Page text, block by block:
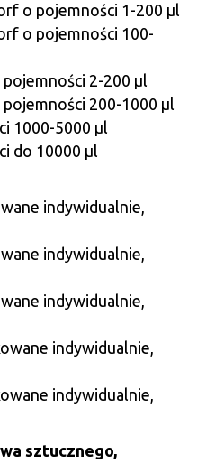
o pojemności 1-200 µl
o pojemności 100-
2-200 µl
200-1000 µl
1000-5000 µl
do 10000 µl
indywidualnie,
indywidualnie,
indywidualnie,
indywidualnie,
indywidualnie,
sztucznego,